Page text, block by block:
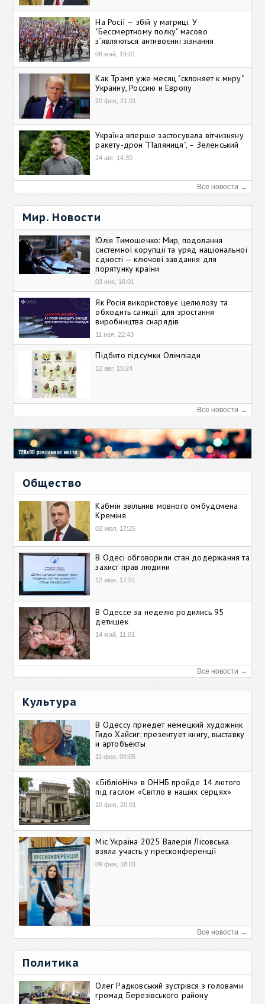
На Росії — збій у матриці. У
"Бессмертному полку" масово
зʼявляються антивоєнні зізнання
08 май, 19:01
Как Трамп уже месяц "склоняет к миру"
Украину, Россию и Европу
20 фев, 21:01
Україна вперше застосувала вітчизняну
ракету-дрон “Паляниця”, – Зеленський
24 авг, 14:30
Все новости →
Мир. Новости
Юлія Тимошенко: Мир, подолання
системної корупції та уряд національної
єдності — ключові завдання для
порятунку країни
03 янв, 16:01
Як Росія використовує целюлозу та
обходить санкції для зростання
виробництва снарядів
11 ноя, 22:43
Підбито підсумки Олімпіади
12 авг, 15:24
Все новости →
Общество
Кабмін звільнив мовного омбудсмена
Креміня
02 июл, 17:25
В Одесі обговорили стан додержання та
захист прав людини
12 июн, 17:51
В Одессе за неделю родились 95
детишек
14 май, 11:01
Все новости →
Культура
В Одессу приедет немецкий художник
Гидо Хайсиг: презентует книгу, выставку
и артобъекты
11 фев, 09:05
«БібліоНіч» в ОННБ пройде 14 лютого
під гаслом «Світло в наших серцях»
10 фев, 20:01
Міс Україна 2025 Валерія Лісовська
взяла участь у пресконференції
09 фев, 18:01
Все новости →
Политика
Олег Радковський зустрівся з головами
громад Березівського району